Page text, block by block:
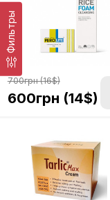
Фильтры
700грн (16$)
600грн (14$)